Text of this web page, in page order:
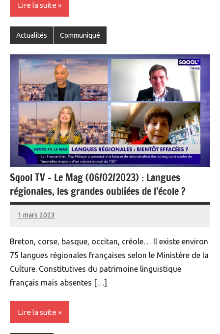
Lire la suite
Actualités Communiqué
Sqool TV – Le Mag (06/02/2023) : Langues
régionales, les grandes oubliées de l’école ?
1 mars 2023
Yann
Breton, corse, basque, occitan, créole… Il existe environ
75 langues régionales françaises selon le Ministère de la
Culture. Constitutives du patrimoine linguistique
français mais absentes […]
Lire la suite